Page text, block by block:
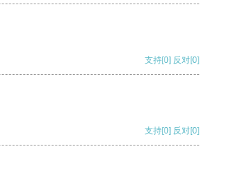
支持[0] 反对[0]
支持[0] 反对[0]